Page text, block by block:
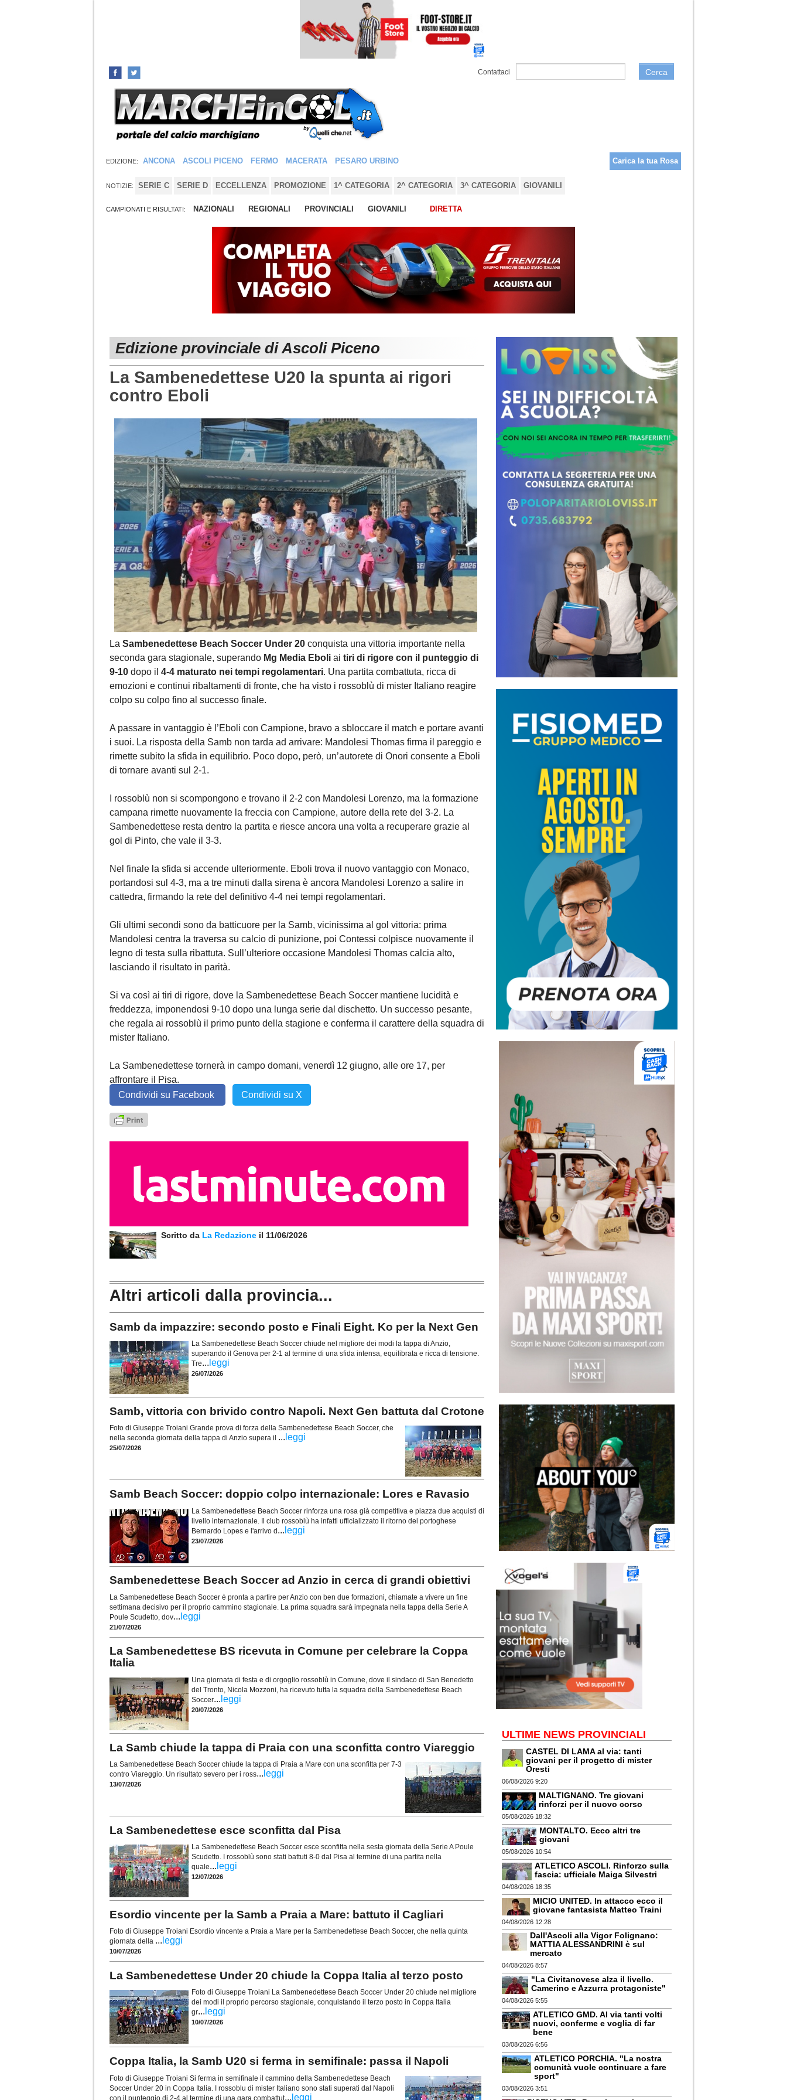
Contattaci Cerca
EDIZIONE: ANCONA ASCOLI PICENO FERMO MACERATA PESARO URBINO Carica la tua Rosa
NOTIZIE: SERIE C SERIE D ECCELLENZA PROMOZIONE 1^ CATEGORIA 2^ CATEGORIA 3^ CATEGORIA GIOVANILI
CAMPIONATI E RISULTATI: NAZIONALI REGIONALI PROVINCIALI GIOVANILI DIRETTA
Edizione provinciale di Ascoli Piceno
La Sambenedettese U20 la spunta ai rigori
contro Eboli
La Sambenedettese Beach Soccer Under 20 conquista una vittoria importante nella
seconda gara stagionale, superando Mg Media Eboli ai tiri di rigore con il punteggio di
9-10 dopo il 4-4 maturato nei tempi regolamentari. Una partita combattuta, ricca di
emozioni e continui ribaltamenti di fronte, che ha visto i rossoblù di mister Italiano reagire
colpo su colpo fino al successo finale.
A passare in vantaggio è l’Eboli con Campione, bravo a sbloccare il match e portare avanti
i suoi. La risposta della Samb non tarda ad arrivare: Mandolesi Thomas firma il pareggio e
rimette subito la sfida in equilibrio. Poco dopo, però, un’autorete di Onori consente a Eboli
di tornare avanti sul 2-1.
I rossoblù non si scompongono e trovano il 2-2 con Mandolesi Lorenzo, ma la formazione
campana rimette nuovamente la freccia con Campione, autore della rete del 3-2. La
Sambenedettese resta dentro la partita e riesce ancora una volta a recuperare grazie al
gol di Pinto, che vale il 3-3.
Nel finale la sfida si accende ulteriormente. Eboli trova il nuovo vantaggio con Monaco,
portandosi sul 4-3, ma a tre minuti dalla sirena è ancora Mandolesi Lorenzo a salire in
cattedra, firmando la rete del definitivo 4-4 nei tempi regolamentari.
Gli ultimi secondi sono da batticuore per la Samb, vicinissima al gol vittoria: prima
Mandolesi centra la traversa su calcio di punizione, poi Contessi colpisce nuovamente il
legno di testa sulla ribattuta. Sull’ulteriore occasione Mandolesi Thomas calcia alto,
lasciando il risultato in parità.
Si va così ai tiri di rigore, dove la Sambenedettese Beach Soccer mantiene lucidità e
freddezza, imponendosi 9-10 dopo una lunga serie dal dischetto. Un successo pesante,
che regala ai rossoblù il primo punto della stagione e conferma il carattere della squadra di
mister Italiano.
La Sambenedettese tornerà in campo domani, venerdì 12 giugno, alle ore 17, per
affrontare il Pisa.
Condividi su Facebook
Condividi su X
Scritto da La Redazione il 11/06/2026
Altri articoli dalla provincia...
Samb da impazzire: secondo posto e Finali Eight. Ko per la Next Gen
La Sambenedettese Beach Soccer chiude nel migliore dei modi la tappa di Anzio,
superando il Genova per 2-1 al termine di una sfida intensa, equilibrata e ricca di tensione.
Tre... leggi
26/07/2026
Samb, vittoria con brivido contro Napoli. Next Gen battuta dal Crotone
Foto di Giuseppe Troiani Grande prova di forza della Sambenedettese Beach Soccer, che
nella seconda giornata della tappa di Anzio supera il ... leggi
25/07/2026
Samb Beach Soccer: doppio colpo internazionale: Lores e Ravasio
La Sambenedettese Beach Soccer rinforza una rosa già competitiva e piazza due acquisti di
livello internazionale. Il club rossoblù ha infatti ufficializzato il ritorno del portoghese
Bernardo Lopes e l'arrivo d... leggi
23/07/2026
Sambenedettese Beach Soccer ad Anzio in cerca di grandi obiettivi
La Sambenedettese Beach Soccer è pronta a partire per Anzio con ben due formazioni, chiamate a vivere un fine
settimana decisivo per il proprio cammino stagionale. La prima squadra sarà impegnata nella tappa della Serie A
Poule Scudetto, dov... leggi
21/07/2026
La Sambenedettese BS ricevuta in Comune per celebrare la Coppa
Italia
Una giornata di festa e di orgoglio rossoblù in Comune, dove il sindaco di San Benedetto
del Tronto, Nicola Mozzoni, ha ricevuto tutta la squadra della Sambenedettese Beach
Soccer... leggi
20/07/2026
La Samb chiude la tappa di Praia con una sconfitta contro Viareggio
La Sambenedettese Beach Soccer chiude la tappa di Praia a Mare con una sconfitta per 7-3
contro Viareggio. Un risultato severo per i ross... leggi
13/07/2026
La Sambenedettese esce sconfitta dal Pisa
La Sambenedettese Beach Soccer esce sconfitta nella sesta giornata della Serie A Poule
Scudetto. I rossoblù sono stati battuti 8-0 dal Pisa al termine di una partita nella
quale... leggi
12/07/2026
Esordio vincente per la Samb a Praia a Mare: battuto il Cagliari
Foto di Giuseppe Troiani Esordio vincente a Praia a Mare per la Sambenedettese Beach Soccer, che nella quinta
giornata della ... leggi
10/07/2026
La Sambenedettese Under 20 chiude la Coppa Italia al terzo posto
Foto di Giuseppe Troiani La Sambenedettese Beach Soccer Under 20 chiude nel migliore
dei modi il proprio percorso stagionale, conquistando il terzo posto in Coppa Italia
gr... leggi
10/07/2026
Coppa Italia, la Samb U20 si ferma in semifinale: passa il Napoli
Foto di Giuseppe Troiani Si ferma in semifinale il cammino della Sambenedettese Beach
Soccer Under 20 in Coppa Italia. I rossoblu di mister Italiano sono stati superati dal Napoli
con il punteggio di 2-4 al termine di una gara combattut... leggi
ULTIME NEWS PROVINCIALI
CASTEL DI LAMA al via: tanti
giovani per il progetto di mister
Oresti
06/08/2026 9:20
MALTIGNANO. Tre giovani
rinforzi per il nuovo corso
05/08/2026 18:32
MONTALTO. Ecco altri tre
giovani
05/08/2026 10:54
ATLETICO ASCOLI. Rinforzo sulla
fascia: ufficiale Maiga Silvestri
04/08/2026 18:35
MICIO UNITED. In attacco ecco il
giovane fantasista Matteo Traini
04/08/2026 12:28
Dall'Ascoli alla Vigor Folignano:
MATTIA ALESSANDRINI è sul
mercato
04/08/2026 8:57
"La Civitanovese alza il livello.
Camerino e Azzurra protagoniste"
04/08/2026 5:55
ATLETICO GMD. Al via tanti volti
nuovi, conferme e voglia di far
bene
03/08/2026 6:56
ATLETICO PORCHIA. "La nostra
comunità vuole continuare a fare
sport"
03/08/2026 3:51